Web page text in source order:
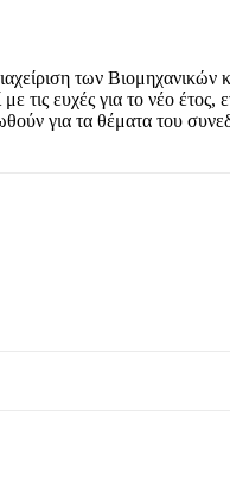
των
με τις ευχές για το
για τα θέματα του